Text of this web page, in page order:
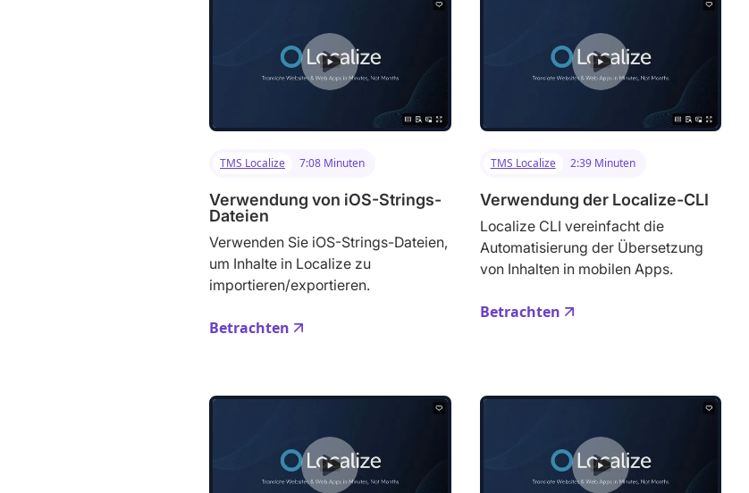
TMS Localize 7:08 Minuten
Verwendung von iOS-Strings-
Dateien
Verwenden Sie iOS-Strings-Dateien,
um Inhalte in Localize zu
importieren/exportieren.
Betrachten
TMS Localize 2:39 Minuten
Verwendung der Localize-CLI
Localize CLI vereinfacht die
Automatisierung der Übersetzung
von Inhalten in mobilen Apps.
Betrachten